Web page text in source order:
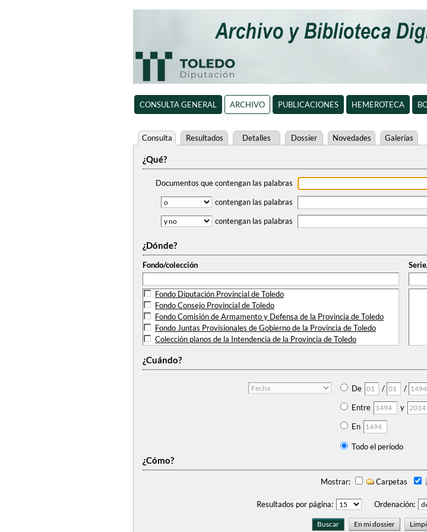
CONSULTA GENERAL ARCHIVO PUBLICACIONES HEMEROTECA
Consulta Resultados Detalles Dossier Novedades Galerías
¿Qué?
Documentos que contengan las palabras
contengan las palabras
contengan las palabras
¿Dónde?
Fondo/colección
Fondo Diputación Provincial de Toledo
Fondo Consejo Provincial de Toledo
Fondo Comisión de Armamento y Defensa de la Provincia de Toledo
Fondo Juntas Provisionales de Gobierno de la Provincia de Toledo
Colección planos de la Intendencia de la Provincia de Toledo
Fondo Hospital de Santa Cruz de Niños Expósitos de Toledo
Fondo Junta Provincial del Censo Electoral de Toledo
¿Cuándo?
De / /
Entre
y
En
Todo el período
¿Cómo?
Mostrar: Carpetas
Resultados por página: Ordenación: